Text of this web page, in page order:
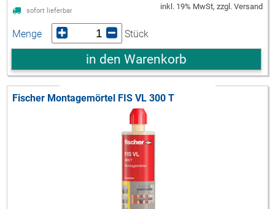
sofort lieferbar inkl. 19% MwSt, zzgl. Versand
Menge Stück
in den Warenkorb
Fischer Montagemörtel FIS VL 300 T